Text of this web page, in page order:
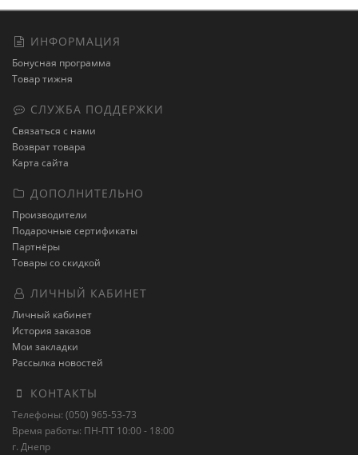
ИНФОРМАЦИЯ
Бонусная программа
Товар тижня
СЛУЖБА ПОДДЕРЖКИ
Связаться с нами
Возврат товара
Карта сайта
ДОПОЛНИТЕЛЬНО
Производители
Подарочные сертификаты
Партнёры
Товары со скидкой
ЛИЧНЫЙ КАБИНЕТ
Личный кабинет
История заказов
Мои закладки
Рассылка новостей
КОНТАКТЫ
Телефоны: (050) 965-53-73
Время работы: ПН-ПТ 10:00 - 18:00
г. Днепр